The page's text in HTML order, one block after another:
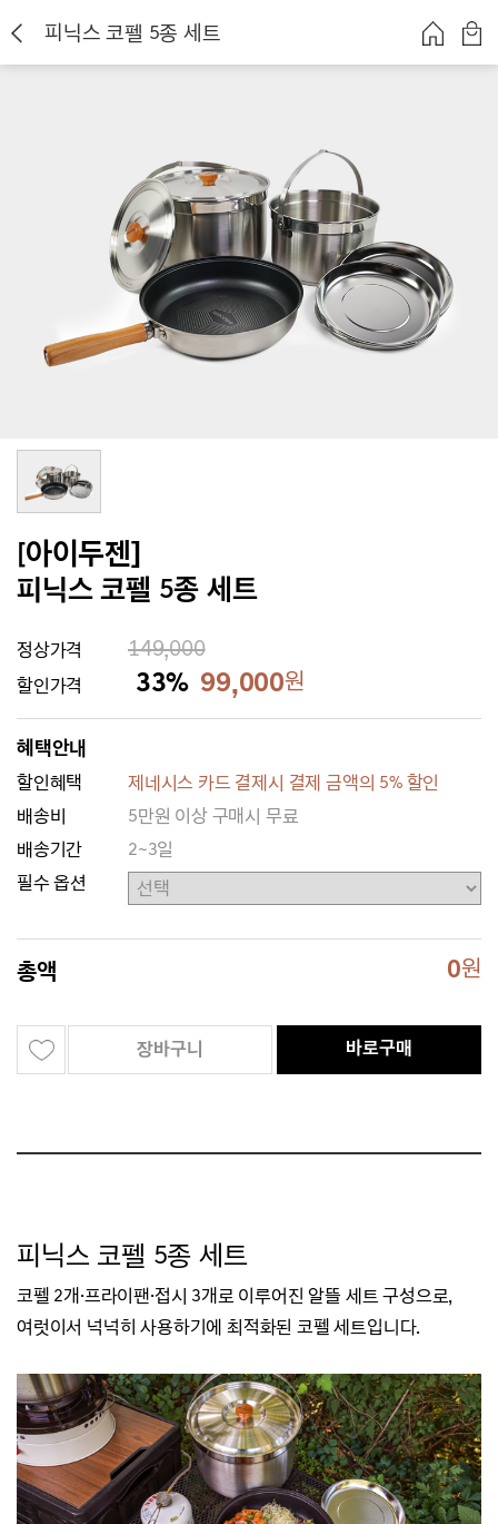
피닉스 코펠 5종 세트
[아이두젠]
피닉스 코펠 5종 세트
정상가격 149,000
할인가격 33% 99,000원
혜택안내
할인혜택
제네시스 카드 결제시 결제 금액의 5% 할인
배송비
5만원 이상 구매시 무료
배송기간
2~3일
필수 옵션
총액 0원
장바구니 바로구매
피닉스 코펠 5종 세트
코펠 2개·프라이팬·접시 3개로 이루어진 알뜰 세트 구성으로,
여럿이서 넉넉히 사용하기에 최적화된 코펠 세트입니다.